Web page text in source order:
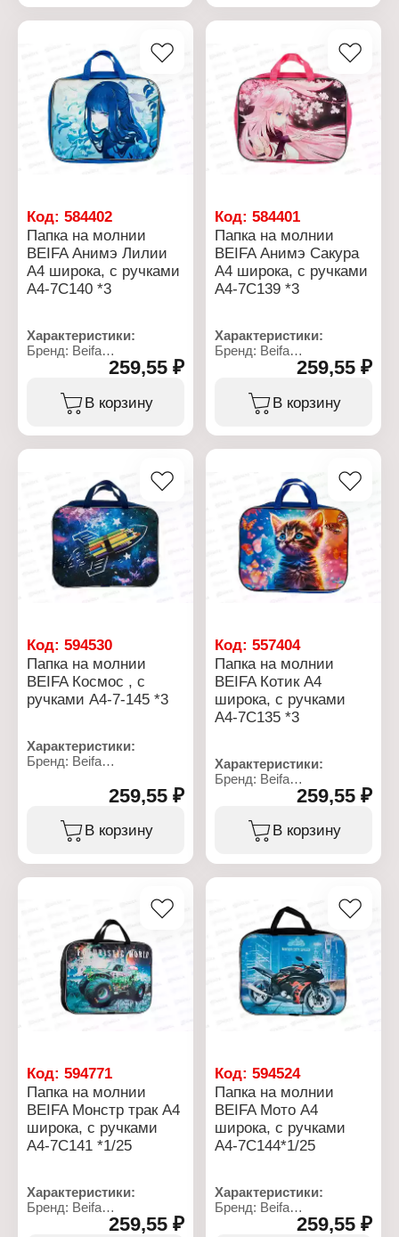
Количество отделений: 1
отдел
Код: 584402
Папка на молнии
BEIFA Анимэ Лилии
А4 широка, с ручками
А4-7С140 *3
Характеристики:
Бренд: Beifa
Артикул: А4-7С140
Тип товара: Папка
Модель: "Лилии"
Особенность: с ручками
Материал: полиэстер
259,55 ₽
В корзину
Код:584401
Папка на молнии
BEIFA Анимэ Сакура
А4 широка, с ручками
А4-7С139 *3
Характеристики:
Бренд: Beifa
Артикул: А4-7С139
Тип товара: Папка
Модель: "Сакура"
Особенность: с ручками
Материал: полиэстер
259,55 ₽
В корзину
Код: 594530
Папка на молнии
BEIFA Космос , с
ручками А4-7-145 *3
Характеристики:
Бренд: Beifa
Тип товара: Папка
Модель: "Кокос"
Формат: А4
Размер: 35х27х7 см
ПВХ
Количество отделений: 1
Особенность: с ручками
259,55 ₽
В корзину
Код:557404
Папка на молнии
BEIFA Котик А4
широка, с ручками
А4-7С135 *3
Характеристики:
Бренд: Beifa
Артикул: А4-7С135
Модель: "Котик"
Формат: А4
Количество отделений: 1
Тип крепления: на
молнии
Особенность: с ручками
259,55 ₽
В корзину
Код: 594771
Папка на молнии
BEIFA Монстр трак А4
широка, с ручками
А4-7С141 *1/25
Характеристики:
Бренд: Beifa
Артикул: А4-7С138259,55 ₽
Код:594524
Папка на молнии
BEIFA Мото А4
широка, с ручками
А4-7С144*1/25
Характеристики:
Бренд: Beifa
Артикул: А4-7С144259,55 ₽